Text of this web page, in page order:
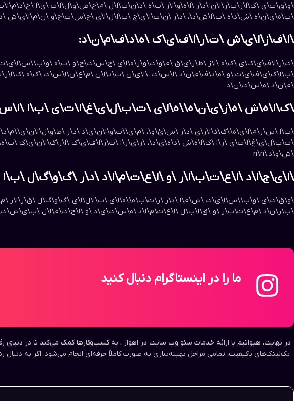
\و\ق\ت\ی \ک\ا\ر\ب\ر\ا\ن \د\ر \ا\ه\و\ا\ز \ب\ه \د\ن\ب\ا\ل \م\ح\ص\و\ل\ا\ت \ی\ا
\ب\ه\ی\ن\ه \ش\د\ه \ب\ا\ش\د\، \د\ر \ن\ت\ا\ی\ج \ب\ا\ل\ا\ی \ج\س\ت\ج\و \ن\م\ا\ی\ش
\ا\ف\ز\ا\ی\ش \ت\ر\ا\ف\ی\ک \ه\د\ف\م\ن\د:
\ت\ر\ا\ف\ی\ک\ی \ک\ه \ا\ز \ط\ر\ی\ق \م\و\ت\و\ر\ه\ا\ی \ج\س\ت\ج\و \ب\ه
\ب\ا\ک\ی\ف\ی\ت \و \ه\د\ف\م\ن\د \ا\س\ت. \ا\ی\ن \ب\د\ا\ن \م\ع\ن\ا\س\ت \ک\ه
\م\ن\د \ه\س\ت\ن\د.
\ک\ا\ه\ش \ه\ز\ی\ن\ه\‌\ه\ا\ی \ت\ب\ل\ی\غ\ا\ت\ی \ب\ا
\ب\ا \س\ر\م\ا\ی\ه\‌\گ\ذ\ا\ر\ی \د\ر \س\ئ\و\، \م\ی\‌\ت\و\ا\ن\ی\د \د\ر
\ت\ب\ل\ی\غ\ا\ت\ی \ر\ا \ک\ا\ه\ش \د\ه\ی\د\، \ز\ی\ر\ا \ت\ر\ا\ف\ی\ک \ا\ر\گ\ا\ن\ی\ک
\ش\و\د.\n\n
\ا\ی\ج\ا\د \ا\ع\ت\ب\ا\ر \و \ا\ع\ت\م\ا\د \د\ر \گ\و\گ\ل
\و\ق\ت\ی \و\ب\‌\س\ا\ی\ت \ش\م\ا \د\ر \ر\ت\ب\ه\‌\ه\ا\ی \ب\ا\ل\ا\ی \گ\و\گ\ل
\ب\ر\ن\د \م\ع\ت\ب\ر \و \ق\ا\ب\ل \ا\ع\ت\م\ا\د \ه\س\ت\ی\د \و \ا\ح\ت\م\ا\ل
ما را در اینستاگرام دنبال کنید
در نهایت، هیواتیم با ارائه خدمات سئو وب‌ سایت در اهواز ، به کسب‌وکارها کمک می‌کند تا در دنیای
بک‌لینک‌های باکیفیت، تمامی مراحل بهینه‌سازی به صورت کاملاً حرفه‌ای انجام می‌شود. اگر به